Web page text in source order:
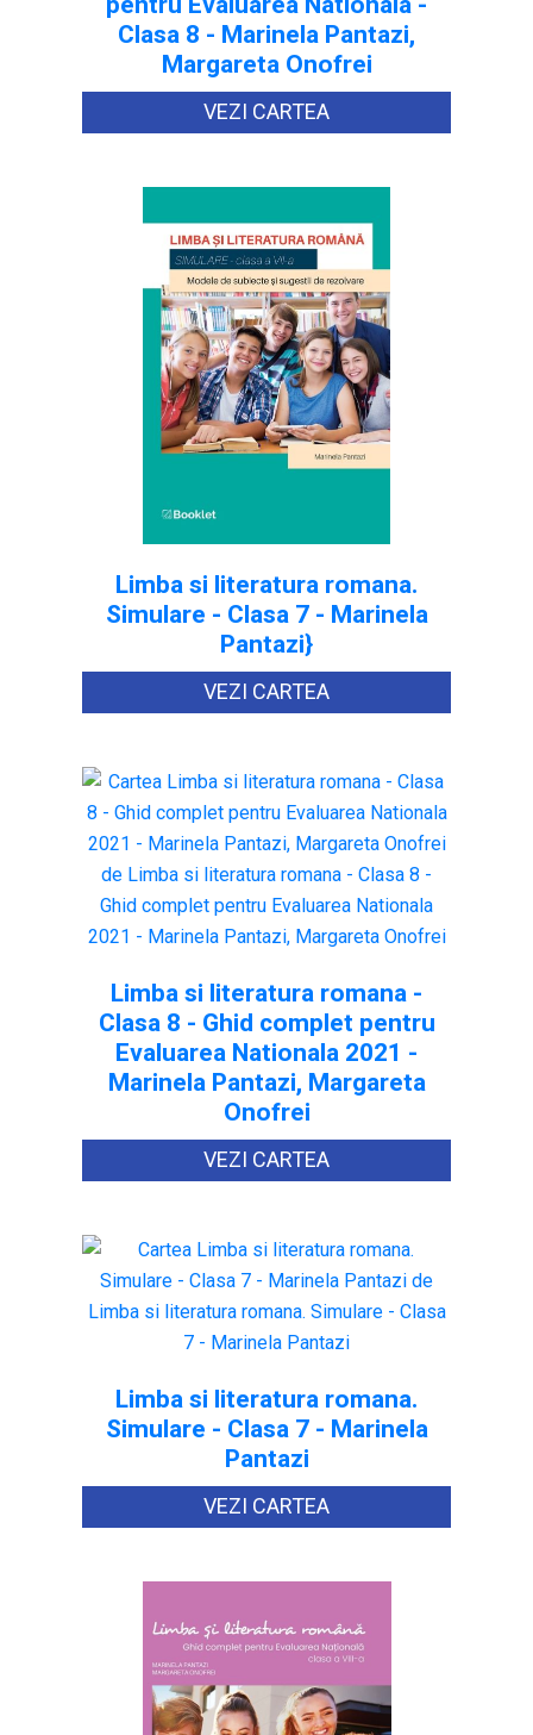
Clasa 8 - Marinela Pantazi,
Margareta Onofrei
VEZI CARTEA
Limba si literatura romana.
Simulare - Clasa 7 - Marinela
Pantazi}
VEZI CARTEA
Limba si literatura romana -
Clasa 8 - Ghid complet pentru
Evaluarea Nationala 2021 -
Marinela Pantazi, Margareta
Onofrei
VEZI CARTEA
Limba si literatura romana.
Simulare - Clasa 7 - Marinela
Pantazi
VEZI CARTEA